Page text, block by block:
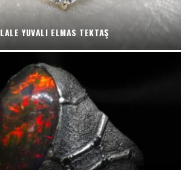
LALE YUVALI ELMAS TEKTAŞ